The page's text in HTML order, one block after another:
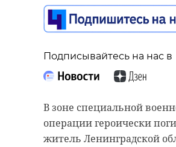
Подписывайтесь на нас в
В зоне специальной
операции героически
житель Ленинградской